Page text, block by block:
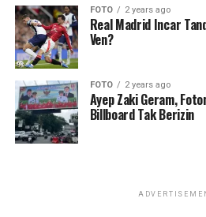
FOTO 2 years ago
Real Madrid Incar
Ven?
FOTO 2 years ago
Ayep Zaki Geram,
Billboard Tak Berizin